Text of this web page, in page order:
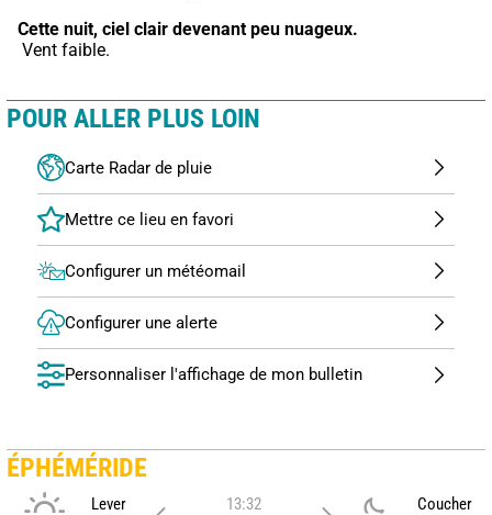
Cette nuit, ciel clair devenant peu nuageux.
Vent faible.
POUR ALLER PLUS LOIN
Carte Radar de pluie
Configurer un météomail
Configurer une alerte
Personnaliser l'affichage de mon bulletin
ÉPHÉMÉRIDE
Lever
13:32
Coucher